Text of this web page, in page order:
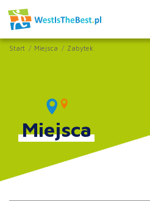
Start Miejsca Zabytek
Miejsca